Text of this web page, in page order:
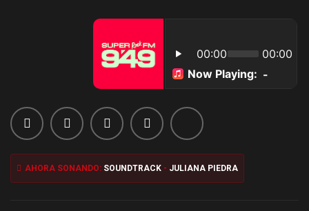
AHORA SONANDO: SOUNDTRACK - JULIANA PIEDRA